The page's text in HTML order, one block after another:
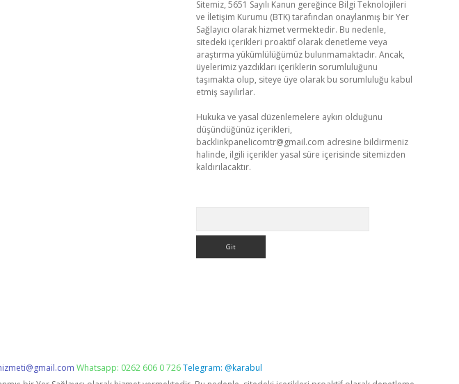
Sitemiz, 5651 Sayılı Kanun gereğince Bilgi Teknolojileri
ve İletişim Kurumu (BTK) tarafından onaylanmış bir Yer
Sağlayıcı olarak hizmet vermektedir. Bu nedenle,
sitedeki içerikleri proaktif olarak denetleme veya
araştırma yükümlülüğümüz bulunmamaktadır. Ancak,
üyelerimiz yazdıkları içeriklerin sorumluluğunu
taşımakta olup, siteye üye olarak bu sorumluluğu kabul
etmiş sayılırlar.
Hukuka ve yasal düzenlemelere aykırı olduğunu
düşündüğünüz içerikleri,
backlinkpanelicomtr@gmail.com adresine bildirmeniz
halinde, ilgili içerikler yasal süre içerisinde sitemizden
kaldırılacaktır.
Whatsapp: 0262 606 0 726Telegram: @karabul